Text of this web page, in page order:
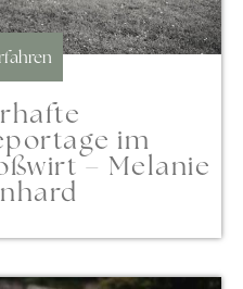
im
– Melanie